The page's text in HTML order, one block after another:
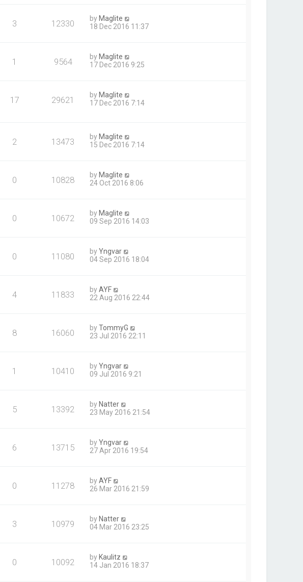
3 12330 by Maglite
18 Dec 2016 11:37
1 9564 by Maglite
17 Dec 2016 9:25
17 29621 by Maglite
17 Dec 2016 7:14
2 13473 byMaglite
15 Dec 2016 7:14
0 10828 byMaglite
24 Oct 2016 8:06
0 10672 byMaglite
09 Sep 2016 14:03
0 11080 byYngvar
04 Sep 2016 18:04
4 11833 byAYF
22 Aug 2016 22:44
8 16060 byTommyG
23 Jul 2016 22:11
1 10410 byYngvar
09 Jul 2016 9:21
5 13392 byNatter
23 May 2016 21:54
6 13715 byYngvar
27 Apr 2016 19:54
0 11278 byAYF
26 Mar 2016 21:59
3 10979 byNatter
04 Mar 2016 23:25
0 10092 byKaulitz
14 Jan 2016 18:37